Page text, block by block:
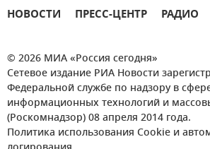
НОВОСТИ ПРЕСС-ЦЕНТР РАДИО
© 2026 МИА «Россия сегодня»
Сетевое издание РИА Новости
Федеральной службе по надзору в
информационных технологий и
(Роскомнадзор) 08 апреля 2014 года.
Политика использования Cookie и